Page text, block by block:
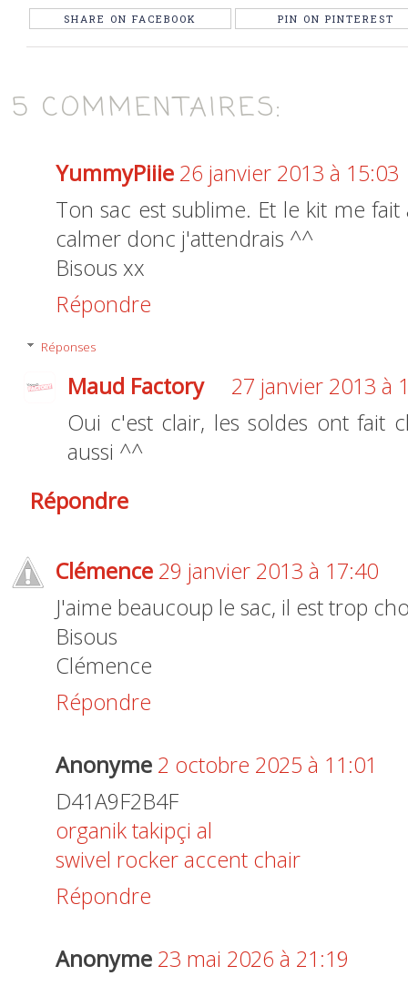
SHARE ON FACEBOOK PIN ON PINTEREST
5 COMMENTAIRES:
YummyPiiie 26 janvier 2013 à 15:03
Ton sac est sublime. Et le kit me
calmer donc j'attendrais ^^
Bisous xx
Répondre
Réponses
Maud Factory
27 janvier 2013 à
Oui c'est clair, les soldes ont fait
aussi ^^
Répondre
Clémence 29 janvier 2013 à 17:40
J'aime beaucoup le sac, il est trop
Bisous
Clémence
Répondre
Anonyme 2 octobre 2025 à 11:01
D41A9F2B4F
organik takipçi al
swivel rocker accent chair
Répondre
Anonyme 23 mai 2026 à 21:19